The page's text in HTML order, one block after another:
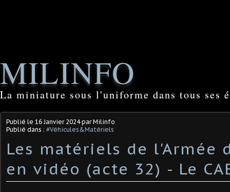
MILINFO
La miniature sous l'uniforme dans tous ses
Publié le 16 Janvier 2024par Milinfo
Publié dans : #Véhicules&Matériels
Les matériels de l'Armée
en vidéo (acte 32) - Le